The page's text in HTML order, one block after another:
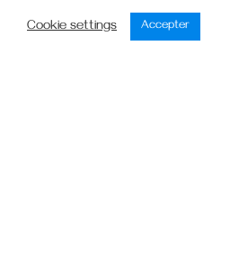
Cookie settings Accepter